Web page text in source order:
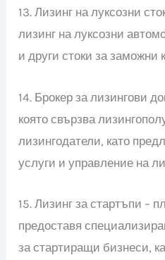
13. Лизинг на луксозни
лизинг на луксозни
и други стоки за заможни
14. Брокер за лизингови
която свързва
лизингодатели, като
услуги и управление на
15. Лизинг за стартъпи –
предоставя
за стартиращи бизнеси,